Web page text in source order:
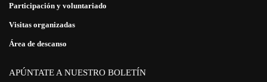
Participación y voluntariado
Visitas organizadas
Área de descanso
APÚNTATE A NUESTRO BOLETÍN